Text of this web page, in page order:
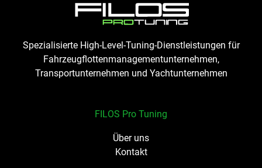
Spezialisierte High-Level-Tuning-Dienstleistungen für
Fahrzeugflottenmanagementunternehmen,
Transportunternehmen und Yachtunternehmen
FILOS Pro Tuning
Über uns
Kontakt